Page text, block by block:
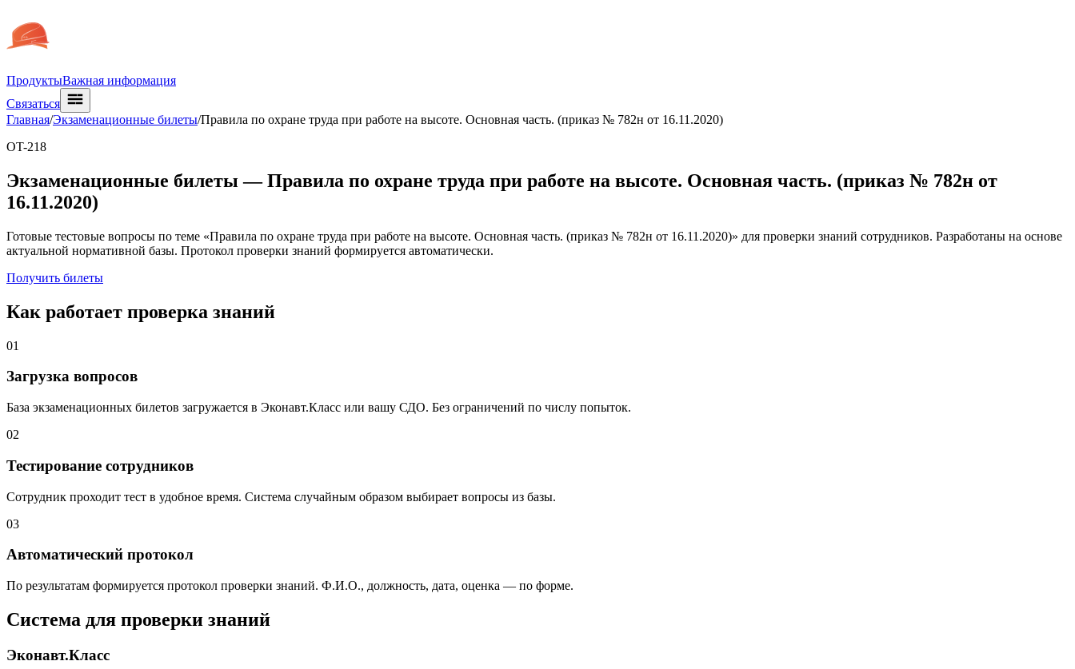
ПродуктыВажная информация
Связаться
Главная/Экзаменационные билеты/Правила по охране труда при работе на высоте. Основная часть. (приказ № 782н от 16.11.2020)
OT-218
Экзаменационные билеты —Правила по охране труда при работе на высоте. Основная часть. (приказ № 782н от
16.11.2020)
Готовые тестовые вопросы по теме «Правила по охране труда при работе на высоте. Основная часть. (приказ № 782н от 16.11.2020)» для проверки знаний сотрудников. Разработаны на основе
актуальной нормативной базы. Протокол проверки знаний формируется автоматически.
Получить билеты
Как работает проверка знаний
01
Загрузка вопросов
База экзаменационных билетов загружается в Эконавт.Класс или вашу СДО. Без ограничений по числу попыток.
02
Тестирование сотрудников
Сотрудник проходит тест в удобное время. Система случайным образом выбирает вопросы из базы.
03
Автоматический протокол
По результатам формируется протокол проверки знаний. Ф.И.О., должность, дата, оценка — по форме.
Система для проверки знаний
Эконавт.Класс